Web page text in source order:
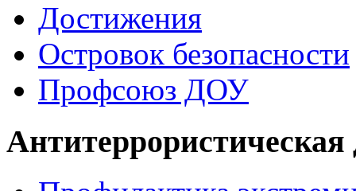
Достижения
Островок безопасности
Профсоюз ДОУ
Антитеррористическая